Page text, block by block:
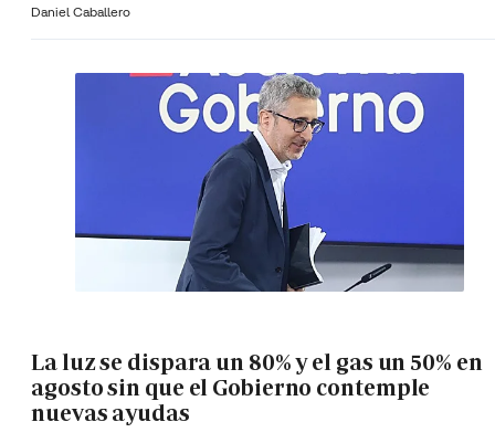
Daniel Caballero
La luz se dispara un 80% y el gas un 50% en
agosto sin que el Gobierno contemple
nuevas ayudas